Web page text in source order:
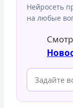
Нейросеть
на любые